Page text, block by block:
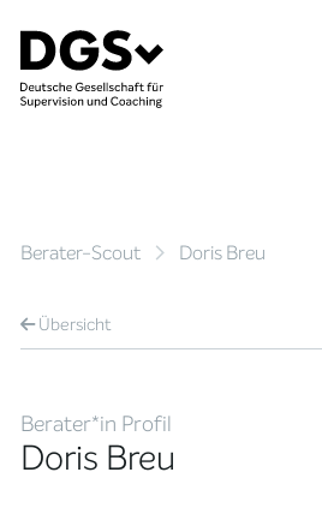
Berater-Scout Doris Breu
Übersicht
Berater*in Profil
Doris Breu